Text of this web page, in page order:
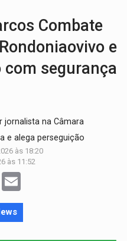
Combate
e
segurança
jornalista na Câmara
e alega perseguição
às 18:20
às 11:52
Telegram